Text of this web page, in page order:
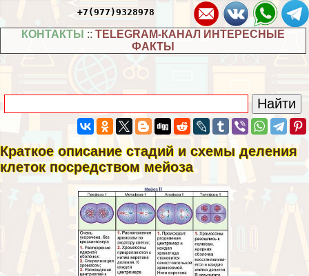
+7(977)9328978
КОНТАКТЫ :: TELEGRAM-КАНАЛ ИНТЕРЕСНЫЕ
ФАКТЫ
Краткое описание стадий и схемы деления
клеток посредством мейоза